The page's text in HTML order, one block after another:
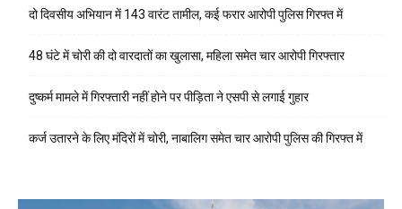
दो दिवसीय अभियान में 143 वारंट तामील, कई फरार आरोपी पुलिस गिरफ्त में
48 घंटे में चोरी की दो वारदातों का खुलासा, महिला समेत चार आरोपी गिरफ्तार
दुष्कर्म मामले में गिरफ्तारी नहीं होने पर पीड़िता ने एसपी से लगाई गुहार
कर्ज उतारने के लिए मंदिरों में चोरी, नाबालिग समेत चार आरोपी पुलिस की गिरफ्त में